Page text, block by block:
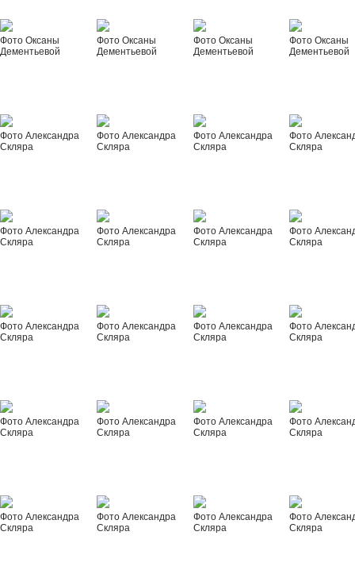
Фото Оксаны
Дементьевой
Фото Оксаны
Дементьевой
Фото Оксаны
Дементьевой
Фото Оксаны
Дементьевой
Фото Александра
Скляра
Фото Александра
Скляра
Фото Александра
Скляра
Фото
Скляра
Фото Александра
Скляра
Фото Александра
Скляра
Фото Александра
Скляра
Фото
Скляра
Фото Александра
Скляра
Фото Александра
Скляра
Фото Александра
Скляра
Фото
Скляра
Фото Александра
Скляра
Фото Александра
Скляра
Фото Александра
Скляра
Фото
Скляра
Фото Александра
Скляра
Фото Александра
Скляра
Фото Александра
Скляра
Фото
Скляра